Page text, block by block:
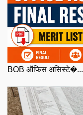
BOB ऑफिस असिस्टे�...